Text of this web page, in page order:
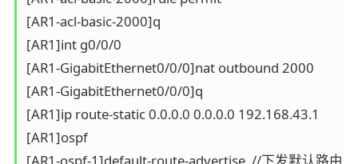
[AR1-acl-basic-2000]q
[AR1]int g0/0/0
[AR1-GigabitEthernet0/0/0]nat outbound 2000
[AR1-GigabitEthernet0/0/0]q
[AR1]ip route-static 0.0.0.0 0.0.0.0 192.168.43.1
[AR1]ospf